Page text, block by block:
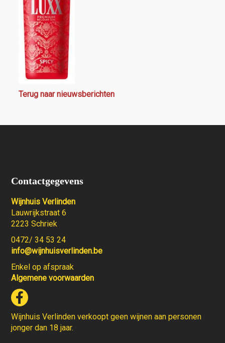
Terug naar nieuwsberichten
Contactgegevens
Wijnhuis Verlinden
Lauwrijkstraat 6
2223 Schriek
0472/ 34 53 24
info@wijnhuisverlinden.be
Enkel op afspraak
Algemene voorwaarden
Wijnhuis Verlinden verkoopt geen wijnen aan personen
jonger dan 18 jaar.